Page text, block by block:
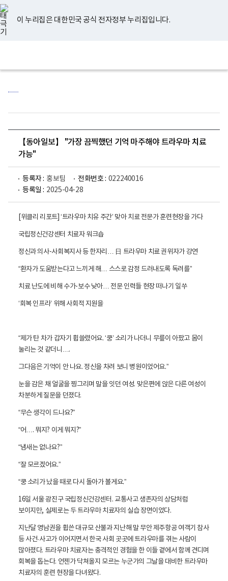
너
비
767px
이
하
이 누리집은 대한민국 공식 전자정부 누리집입니다.
지
검
메
홈
【동아일보】 "가장 끔찍했던 기억 마주해야 트라우마 치료
가능"
등록자 : 홍보팀 전화번호 : 022240016
등록일 : 2025-04-28
[위클리 리포트] ‘트라우마 치유 주간’ 맞아 치료 전문가 훈련현장을 가다
국립정신건강센터 치료자 워크숍
정신과 의사-사회복지사 등 한자리… 日 트라우마 치료 권위자가 강연
“환자가 도움받는다고 느끼게 해… 스스로 감정 드러내도록 독려를”
치료 난도에 비해 수가-보수 낮아… 전문 인력들 현장 떠나기 일쑤
‘회복 인프라’ 위해 사회적 지원을
“제가 탄 차가 갑자기 휩쓸렸어요. ‘쿵’ 소리가 나더니 무릎이 아팠고 몸이
눌리는 것 같더니….
그다음은 기억이 안 나요. 정신을 차려 보니 병원이었어요.”
눈을 감은 채 얼굴을 찡그리며 말을 잇던 여성. 맞은편에 앉은 다른 여성이
차분하게 질문을 던졌다.
“무슨 생각이 드나요?”
“어…. 뭐지? 이게 뭐지?”
“냄새는 없나요?”
“잘 모르겠어요.”
“쿵 소리가 났을 때로 다시 돌아가 볼게요.”
16일 서울 광진구 국립정신건강센터. 교통사고 생존자의 상담처럼
보이지만, 실제로는 두 트라우마 치료자의 실습 장면이었다.
지난달 영남권을 휩쓴 대규모 산불과 지난해 말 무안 제주항공 여객기 참사
등 사건·사고가 이어지면서 한국 사회 곳곳에 트라우마를 겪는 사람이
많아졌다. 트라우마 치료자는 충격적인 경험을 한 이들 곁에서 함께 견디며
회복을 돕는다. 언젠가 닥쳐올지 모르는 누군가의 그날을 대비한 트라우마
치료자의 훈련 현장을 다녀왔다.
유
튜
브
페
이
스
북
인
스
타
그
램
블
로
그